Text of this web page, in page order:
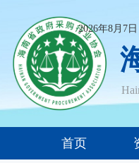
2026年8月7
首页